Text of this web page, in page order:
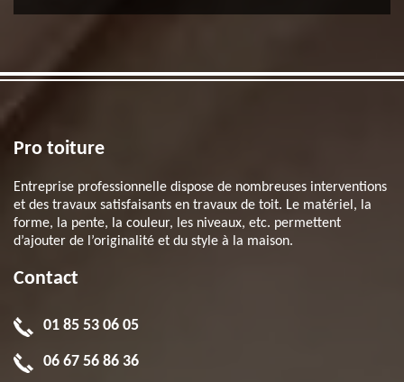
Pro toiture
Entreprise professionnelle dispose de nombreuses interventions
et des travaux satisfaisants en travaux de toit. Le matériel, la
forme, la pente, la couleur, les niveaux, etc. permettent
d’ajouter de l’originalité et du style à la maison.
Contact
01 85 53 06 05
06 67 56 86 36